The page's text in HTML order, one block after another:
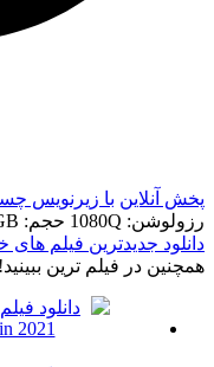
پخش آنلاین با زیرنویس
رزولوشن: 1080Q
حجم: 2.0GB
دانلود جدیدترین فیلم های
همچنين در فيلم ترين ببينيد!